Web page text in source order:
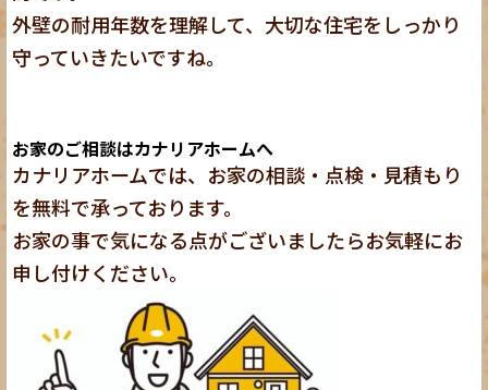
外壁の耐用年数を理解して、大切な住宅をしっかり
守っていきたいですね。
お家のご相談はカナリアホームへ
カナリアホームでは、お家の相談・点検・見積もり
を無料で承っております。
お家の事で気になる点がございましたらお気軽にお
申し付けください。